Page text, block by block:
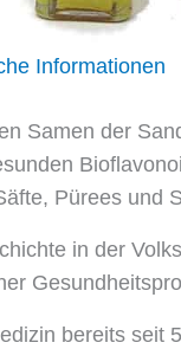
Informationen
Samen der
Pürees und
in der
bereits seit